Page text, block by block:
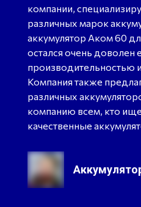
компании,
различных марок
аккумулятор Аком 60
остался очень доволен
производительностью
Компания также
различных
компанию всем, кто
качественные